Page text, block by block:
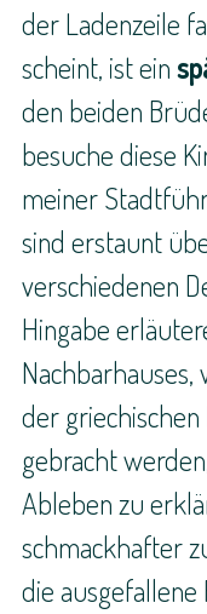
der Ladenzeile
scheint, ist ein
den beiden
besuche diese
meiner
sind erstaunt
verschiedenen
Hingabe
der
gebracht
Ableben zu
schmackhafter
die ausgefallene